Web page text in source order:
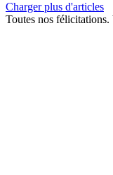
Charger plus d'articles
Toutes nos félicitations.